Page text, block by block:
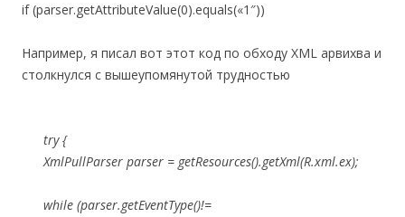
if (parser.getAttributeValue(0).equals(«1″))
Например, я писал вот этот код по обходу XML арвихва и
столкнулся с вышеупомянутой трудностью
try {
XmlPullParser parser = getResources().getXml(R.xml.ex);
while (parser.getEventType()!=